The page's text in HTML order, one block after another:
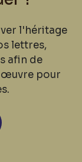
l'héritage
lettres,
afin de
œuvre pour